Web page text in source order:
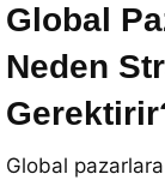
Global
Neden
Global